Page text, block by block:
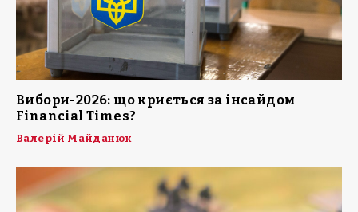
Вибори-2026: що криється за інсайдом
Financial Times?
Валерій Майданюк